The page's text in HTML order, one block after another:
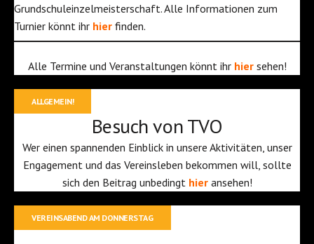
Grundschuleinzelmeisterschaft. Alle Informationen zum
Turnier könnt ihr hier finden.
Alle Termine und Veranstaltungen könnt ihr hier sehen!
ALLGEMEIN!
Besuch von TVO
Wer einen spannenden Einblick in unsere Aktivitäten, unser
Engagement und das Vereinsleben bekommen will, sollte
sich den Beitrag unbedingt hieransehen!
VEREINSABEND AM DONNERSTAG